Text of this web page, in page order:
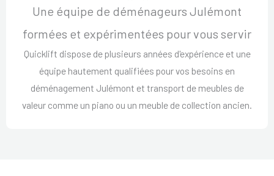
Une équipe de déménageurs Julémont
formées et expérimentées pour vous servir
Quicklift dispose de plusieurs années d'expérience et une
équipe hautement qualifiées pour vos besoins en
déménagement Julémont et transport de meubles de
valeur comme un piano ou un meuble de collection ancien.